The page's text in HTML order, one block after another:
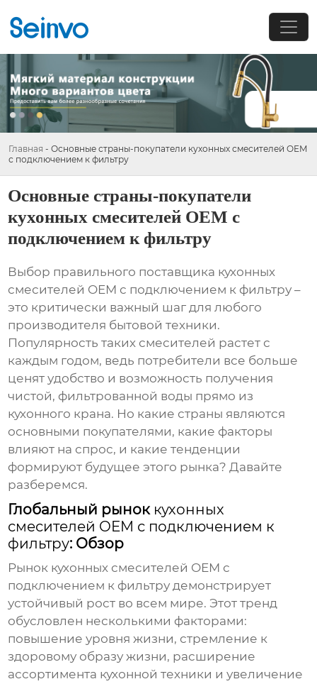
Главная - Основные страны-покупатели кухонных смесителей OEM
с подключением к фильтру
Основные страны-покупатели
кухонных смесителей OEM с
подключением к фильтру
Выбор правильного поставщика кухонных
смесителей OEM с подключением к фильтру –
это критически важный шаг для любого
производителя бытовой техники.
Популярность таких смесителей растет с
каждым годом, ведь потребители все больше
ценят удобство и возможность получения
чистой, фильтрованной воды прямо из
кухонного крана. Но какие страны являются
основными покупателями, какие факторы
влияют на спрос, и какие тенденции
формируют будущее этого рынка? Давайте
разберемся.
Глобальный рынок кухонных
смесителей OEM с подключением к
фильтру: Обзор
Рынок кухонных смесителей OEM с
подключением к фильтру демонстрирует
устойчивый рост во всем мире. Этот тренд
обусловлен несколькими факторами:
повышение уровня жизни, стремление к
здоровому образу жизни, расширение
ассортимента кухонной техники и увеличение